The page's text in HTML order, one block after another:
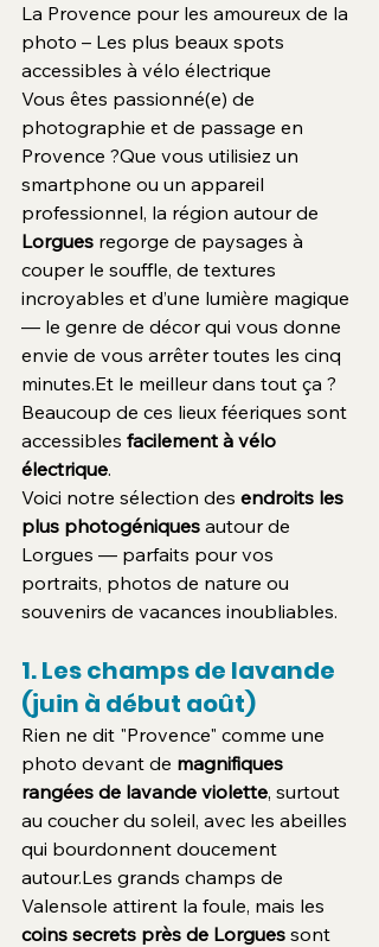
La Provence pour les amoureux de la
photo – Les plus beaux spots
accessibles à vélo électrique
Vous êtes passionné(e) de
photographie et de passage en
Provence ?Que vous utilisiez un
smartphone ou un appareil
professionnel, la région autour de
Lorgues regorge de paysages à
couper le souffle, de textures
incroyables et d’une lumière magique
— le genre de décor qui vous donne
envie de vous arrêter toutes les cinq
minutes.Et le meilleur dans tout ça ?
Beaucoup de ces lieux féeriques sont
accessibles facilement à vélo
électrique.
Voici notre sélection des endroits les
plus photogéniques autour de
Lorgues — parfaits pour vos
portraits, photos de nature ou
souvenirs de vacances inoubliables.
1. Les champs de lavande
(juin à début août)
Rien ne dit "Provence" comme une
photo devant de magnifiques
rangées de lavande violette, surtout
au coucher du soleil, avec les abeilles
qui bourdonnent doucement
autour.Les grands champs de
Valensole attirent la foule, mais les
coins secrets près de Lorgues sont